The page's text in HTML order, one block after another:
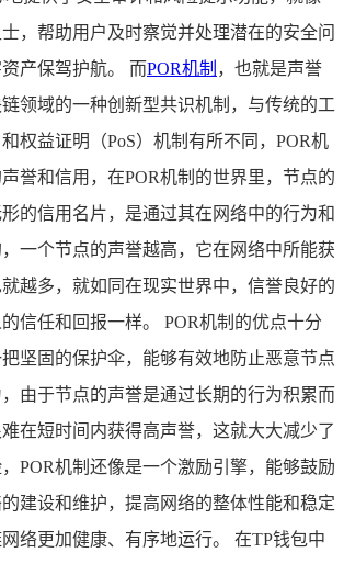
，帮助用户及时察觉并处理潜在的安全问
产保驾护航。 而POR机制 ，也就是声誉
领域的一种创新型共识机制，与传统的工
权益证明（PoS）机制有所不同，POR机
誉和信用，在POR机制的世界里，节点的
的信用名片，是通过其在网络中的行为和
一个节点的声誉越高，它在网络中所能获
越多，就如同在现实世界中，信誉良好的
信任和回报一样。 POR机制的优点十分
坚固的保护伞，能够有效地防止恶意节点
由于节点的声誉是通过长期的行为积累而
在短时间内获得高声誉，这就大大减少了
POR机制还像是一个激励引擎，能够鼓励
建设和维护，提高网络的整体性能和稳定
络更加健康、有序地运行。 在TP钱包中